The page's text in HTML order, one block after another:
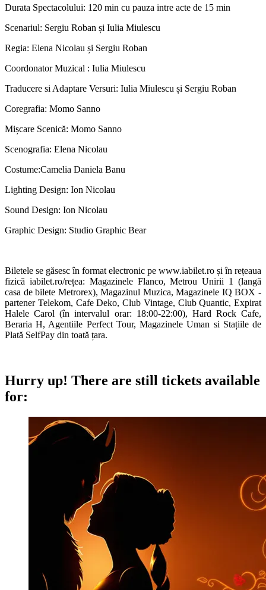
Durata Spectacolului: 120 min cu pauza intre acte de 15 min
Scenariul: Sergiu Roban și Iulia Miulescu
Regia: Elena Nicolau și Sergiu Roban
Coordonator Muzical : Iulia Miulescu
Traducere si Adaptare Versuri: Iulia Miulescu și Sergiu Roban
Coregrafia: Momo Sanno
Mișcare Scenică: Momo Sanno
Scenografia: Elena Nicolau
Costume:Camelia Daniela Banu
Lighting Design: Ion Nicolau
Sound Design: Ion Nicolau
Graphic Design: Studio Graphic Bear
Biletele se găsesc în format electronic pe www.iabilet.ro și în rețeaua
fizică iabilet.ro/rețea: Magazinele Flanco, Metrou Unirii 1 (langă
casa de bilete Metrorex), Magazinul Muzica, Magazinele IQ BOX -
partener Telekom, Cafe Deko, Club Vintage, Club Quantic, Expirat
Halele Carol (în intervalul orar: 18:00-22:00), Hard Rock Cafe,
Beraria H, Agentiile Perfect Tour, Magazinele Uman si Stațiile de
Plată SelfPay din toată țara.
Hurry up! There are still tickets available
for: